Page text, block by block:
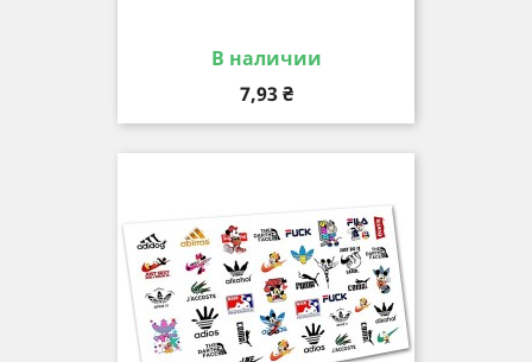
В наличии
Цена
7,93 ₴